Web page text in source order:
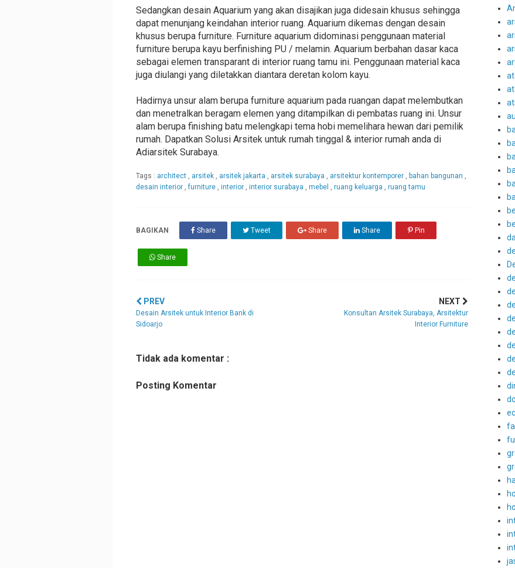
Sedangkan desain Aquarium yang akan disajikan juga didesain khusus sehingga
dapat menunjang keindahan interior ruang. Aquarium dikemas dengan desain
khusus berupa furniture. Furniture aquarium didominasi penggunaan material
furniture berupa kayu berfinishing PU / melamin. Aquarium berbahan dasar kaca
sebagai elemen transparant di interior ruang tamu ini. Penggunaan material kaca
juga diulangi yang diletakkan diantara deretan kolom kayu.
Hadirnya unsur alam berupa furniture aquarium pada ruangan dapat melembutkan
dan menetralkan beragam elemen yang ditampilkan di pembatas ruang ini. Unsur
alam berupa finishing batu melengkapi tema hobi memelihara hewan dari pemilik
rumah. Dapatkan Solusi Arsitek untuk rumah tinggal & interior rumah anda di
Adiarsitek Surabaya.
Tags : architect , arsitek , arsitek jakarta , arsitek surabaya , arsitektur kontemporer , bahan bangunan ,
desain interior ,furniture , interior , interior surabaya , mebel , ruang keluarga , ruang tamu
BAGIKAN Share Tweet Share Share Pin
Share
PREV
Desain Arsitek untuk Interior Bank di
Sidoarjo
NEXT
Konsultan Arsitek Surabaya, Arsitektur
Interior Furniture
Tidak ada komentar :
Posting Komentar